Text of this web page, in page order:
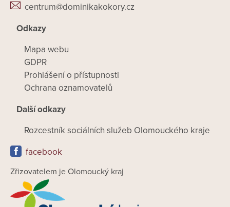
centrum@dominikakokory.cz
Odkazy
Mapa webu
GDPR
Prohlášení o přístupnosti
Ochrana oznamovatelů
Další odkazy
Rozcestník sociálních služeb Olomouckého kraje
facebook
Zřizovatelem je Olomoucký kraj